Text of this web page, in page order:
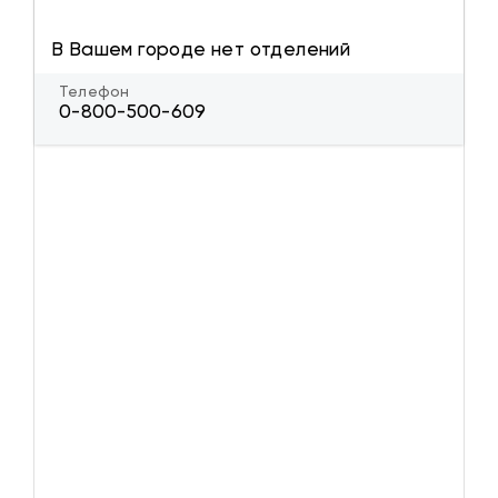
В Вашем городе нет отделений
Телефон
0-800-500-609